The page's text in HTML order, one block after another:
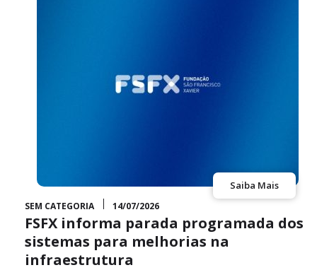
Saiba Mais
SEM CATEGORIA 14/07/2026
FSFX informa parada programada dos
sistemas para melhorias na
infraestrutura